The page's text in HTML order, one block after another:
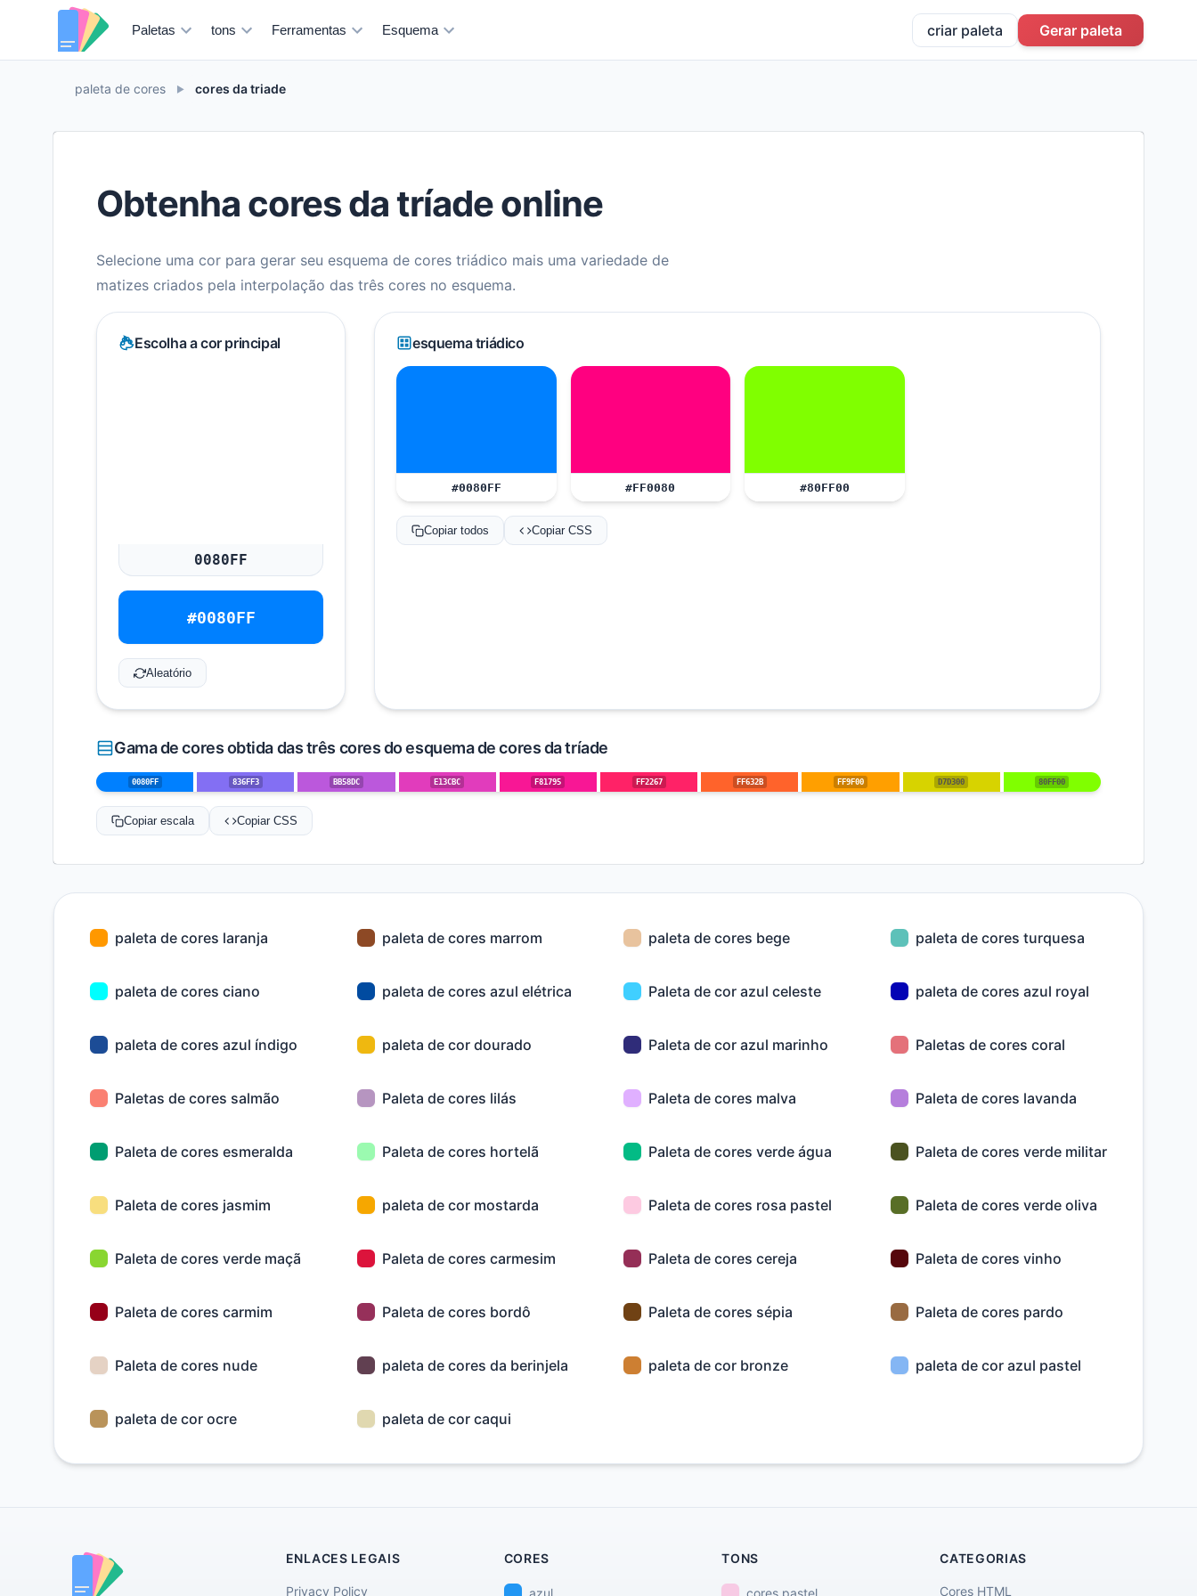
Paletas tons Ferramentas Esquema criar paleta Gerar paleta
paleta de cores ► cores da triade
Obtenha cores da tríade online
Selecione uma cor para gerar seu esquema de cores triádico mais uma variedade de
matizes criados pela interpolação das três cores no esquema.
Escolha a cor principal
#0080FF
Aleatório
esquema triádico
#0080FF #FF0080 #80FF00
Copiar todos Copiar CSS
Gama de cores obtida das três cores do esquema de cores da tríade
0080FF 836FF3 BB58DC E13CBC F81795 FF2267 FF632B FF9F00 D7D300 80FF00
Copiar escala Copiar CSS
paleta de cores laranja paleta de cores marrom paleta de cores bege paleta de cores turquesa
paleta de cores ciano paleta de cores azul elétrica Paleta de cor azul celeste paleta de cores azul royal
paleta de cores azul índigo paleta de cor dourado Paleta de cor azul marinho Paletas de cores coral
Paletas de cores salmão Paleta de cores lilás Paleta de cores malva Paleta de cores lavanda
Paleta de cores esmeralda Paleta de cores hortelã Paleta de cores verde água Paleta de cores verde militar
Paleta de cores jasmim paleta de cor mostarda Paleta de cores rosa pastel Paleta de cores verde oliva
Paleta de cores verde maçã Paleta de cores carmesim Paleta de cores cereja Paleta de cores vinho
Paleta de cores carmim Paleta de cores bordô Paleta de cores sépia Paleta de cores pardo
Paleta de cores nude paleta de cores da berinjela paleta de cor bronze paleta de cor azul pastel
paleta de cor ocre paleta de cor caqui
ENLACES LEGAIS
Privacy Policy
CORES
azul
TONS
cores pastel
CATEGORIAS
Cores HTML